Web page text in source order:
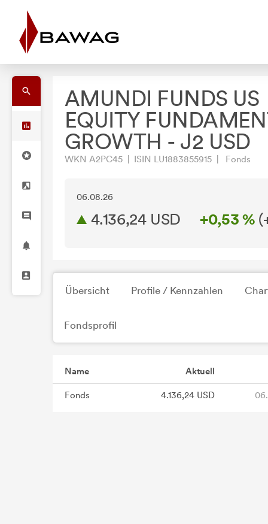
AMUNDI FUNDS US
EQUITY
GROWTH - J2 USD
WKN A2PC45 | ISIN LU1883855915 | Fonds
06.08.26
4.136,24 USD +0,53 % (
Übersicht Profile / Kennzahlen
Fondsprofil
Name Aktuell
Fonds 4.136,24 USD